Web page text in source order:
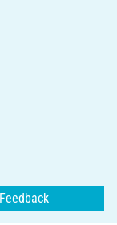
Feedback